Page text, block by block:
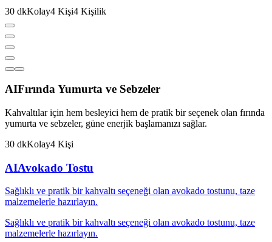
30 dkKolay4 Kişi4 Kişilik
AIFırında Yumurta ve Sebzeler
Kahvaltılar için hem besleyici hem de pratik bir seçenek olan fırında
yumurta ve sebzeler, güne enerjik başlamanızı sağlar.
30 dkKolay4 Kişi
AIAvokado Tostu
Sağlıklı ve pratik bir kahvaltı seçeneği olan avokado tostunu, taze
malzemelerle hazırlayın.
Sağlıklı ve pratik bir kahvaltı seçeneği olan avokado tostunu, taze
malzemelerle hazırlayın.